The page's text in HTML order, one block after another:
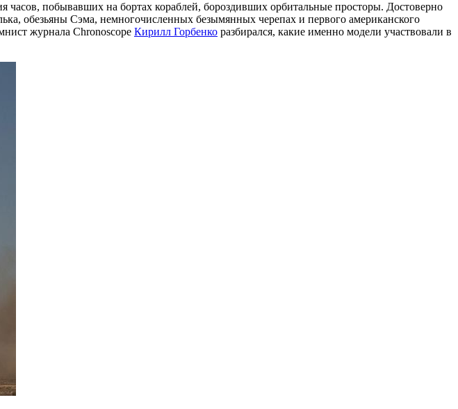
часов, побывавших на бортах кораблей, бороздивших орбитальные просторы. Достоверно
обезьяны Сэма, немногочисленных безымянных черепах и первого американского
журнала Chronoscope Кирилл Горбенко разбирался, какие именно модели участвовали в